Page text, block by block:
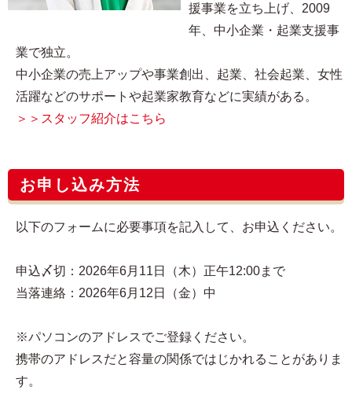
援事業を立ち上げ、2009
年、中小企業・起業支援事
業で独立。
中小企業の売上アップや事業創出、起業、社会起業、女性
活躍などのサポートや起業家教育などに実績がある。
＞＞スタッフ紹介はこちら
お申し込み方法
以下のフォームに必要事項を記入して、お申込ください。
申込〆切：2026年6月11日（木）正午12:00まで
当落連絡：2026年6月12日（金）中
※パソコンのアドレスでご登録ください。
携帯のアドレスだと容量の関係ではじかれることがありま
す。